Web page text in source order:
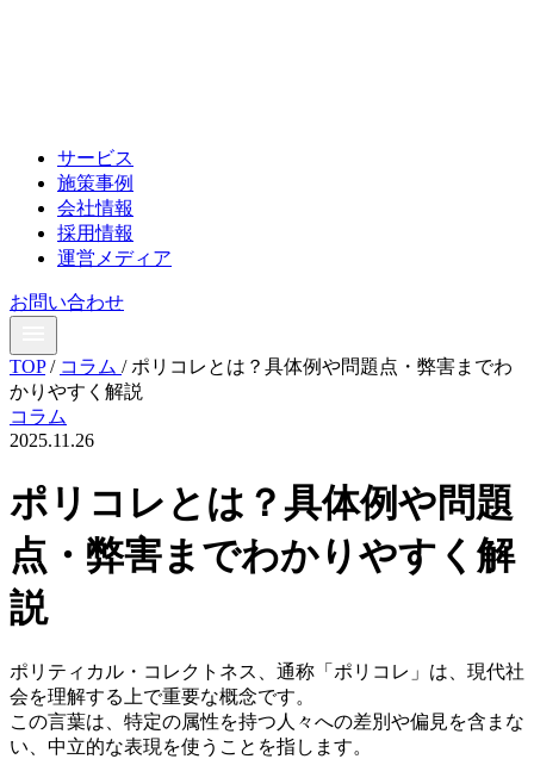
サービス
施策事例
会社情報
採用情報
運営メディア
お問い合わせ
TOP / コラム / ポリコレとは？具体例や問題点・弊害までわ
かりやすく解説
コラム
2025.11.26
ポリコレとは？具体例や問題
点・弊害までわかりやすく解
説
ポリティカル・コレクトネス、通称「ポリコレ」は、現代社
会を理解する上で重要な概念です。
この言葉は、特定の属性を持つ人々への差別や偏見を含まな
い、中立的な表現を使うことを指します。